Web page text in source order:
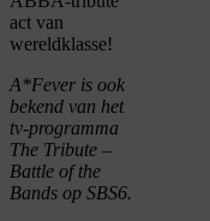
act van
wereldklasse!
A*Fever is ook
bekend van het
tv-programma
The Tribute –
Battle of the
Bands op SBS6.